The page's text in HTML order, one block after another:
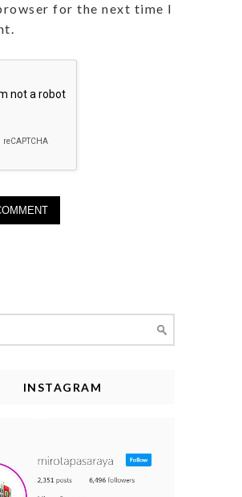
for the next time I
INSTAGRAM